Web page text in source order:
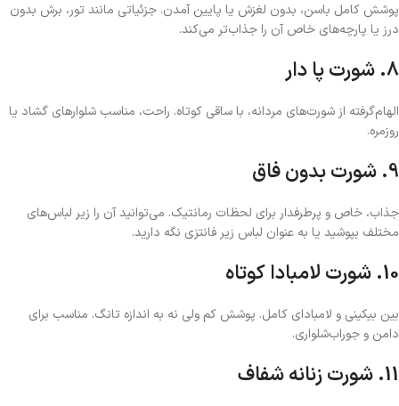
پوشش کامل باسن، بدون لغزش یا پایین آمدن. جزئیاتی مانند تور، برش بدون
درز یا پارچه‌های خاص آن را جذاب‌تر می‌کند.
8. شورت پا دار
الهام‌گرفته از شورت‌های مردانه، با ساقی کوتاه. راحت، مناسب شلوارهای گشاد یا
روزمره.
9. شورت بدون فاق
جذاب، خاص و پرطرفدار برای لحظات رمانتیک. می‌توانید آن را زیر لباس‌های
مختلف بپوشید یا به عنوان لباس زیر فانتزی نگه دارید.
10. شورت لامبادا کوتاه
بین بیکینی و لامبادای کامل. پوشش کم ولی نه به اندازه تانگ. مناسب برای
دامن و جوراب‌شلواری.
11. شورت زنانه شفاف